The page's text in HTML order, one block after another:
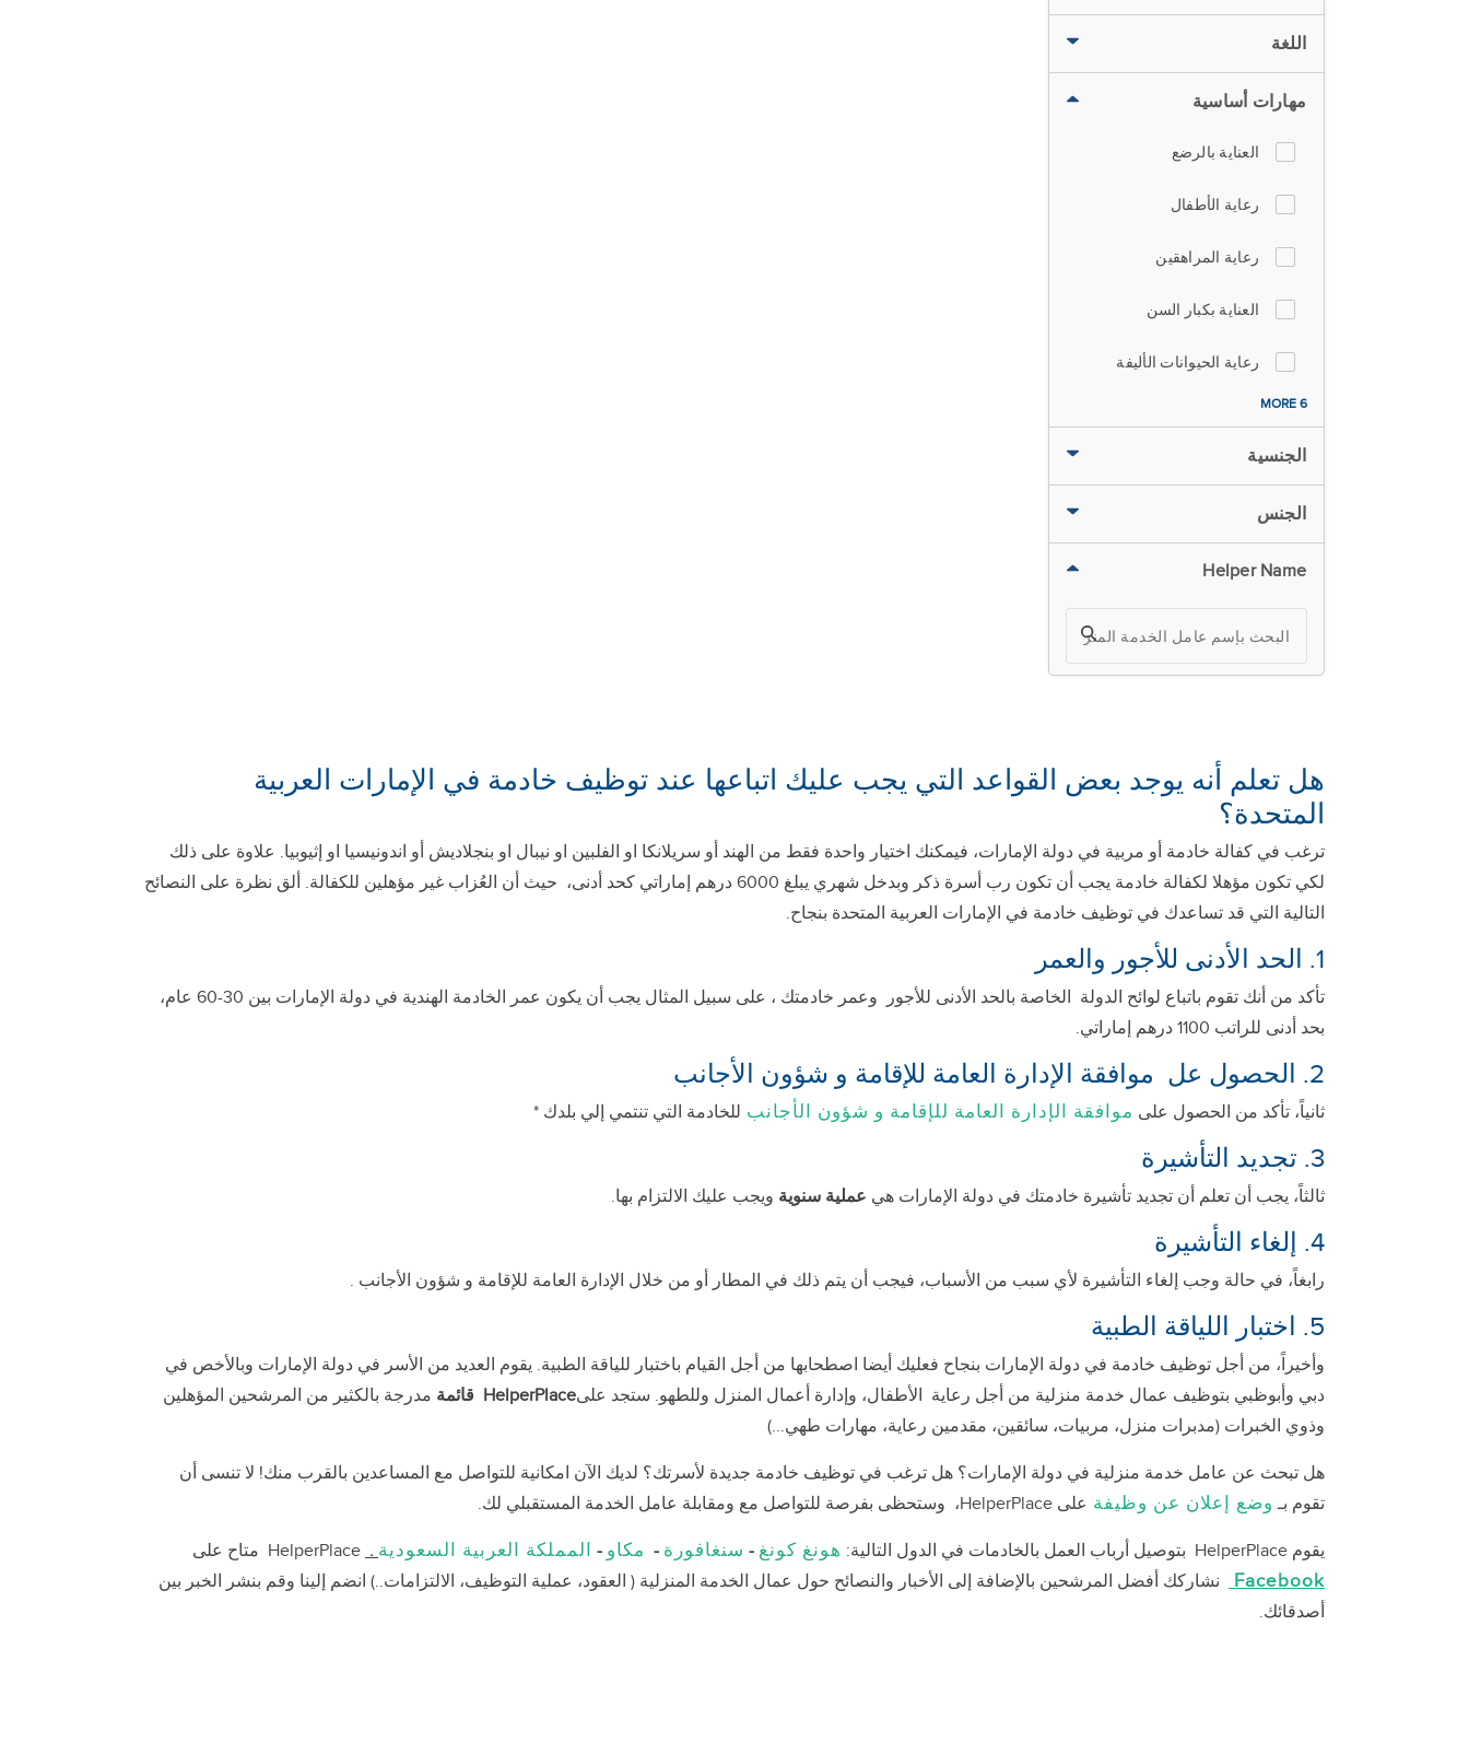
اللغة
مهارات أساسية
العناية بالرضع
رعاية الأطفال
رعاية المراهقين
العناية بكبار السن
رعاية الحيوانات الأليفة
6 MORE
الجنسية
الجنس
Helper Name
هل تعلم أنه يوجد بعض القواعد التي يجب عليك اتباعها عند توظيف خادمة في الإمارات العربية
المتحدة؟
ترغب في كفالة خادمة أو مربية في دولة الإمارات، فيمكنك اختيار واحدة فقط من الهند أو سريلانكا او الفلبين او نيبال او بنجلاديش أو اندونيسيا او إثيوبيا. علاوة على ذلك
لكي تكون مؤهلا لكفالة خادمة يجب أن تكون رب أسرة ذكر وبدخل شهري يبلغ 6000 درهم إماراتي كحد أدنى، حيث أن العُزاب غير مؤهلين للكفالة. ألق نظرة على النصائح
التالية التي قد تساعدك في توظيف خادمة في الإمارات العربية المتحدة بنجاح.
1. الحد الأدنى للأجور والعمر
تأكد من أنك تقوم باتباع لوائح الدولة الخاصة بالحد الأدنى للأجور وعمر خادمتك ، على سبيل المثال يجب أن يكون عمر الخادمة الهندية في دولة الإمارات بين 30-60 عام،
بحد أدنى للراتب 1100 درهم إماراتي.
2. الحصول عل موافقة الإدارة العامة للإقامة و شؤون الأجانب
ثانياً، تأكد من الحصول على موافقة الإدارة العامة للإقامة و شؤون الأجانب للخادمة التي تنتمي إلي بلدك *
3. تجديد التأشيرة
ثالثاً، يجب أن تعلم أن تجديد تأشيرة خادمتك في دولة الإمارات هي عملية سنوية ويجب عليك الالتزام بها.
4. إلغاء التأشيرة
رابغاً، في حالة وجب إلغاء التأشيرة لأي سبب من الأسباب، فيجب أن يتم ذلك في المطار أو من خلال الإدارة العامة للإقامة و شؤون الأجانب .
5. اختبار اللياقة الطبية
وأخيراً، من أجل توظيف خادمة في دولة الإمارات بنجاح فعليك أيضا اصطحابها من أجل القيام باختبار للياقة الطبية. يقوم العديد من الأسر في دولة الإمارات وبالأخص في
دبي وأبوظبي بتوظيف عمال خدمة منزلية من أجل رعاية الأطفال، وإدارة أعمال المنزل وللطهو. ستجد علىHelperPlace قائمة مدرجة بالكثير من المرشحين المؤهلين
وذوي الخبرات (مدبرات منزل، مربيات، سائقين، مقدمين رعاية، مهارات طهي...)
هل تبحث عن عامل خدمة منزلية في دولة الإمارات؟ هل ترغب في توظيف خادمة جديدة لأسرتك؟ لديك الآن امكانية للتواصل مع المساعدين بالقرب منك! لا تنسى أن
تقوم بـ وضع إعلان عن وظيفة على HelperPlace، وستحظى بفرصة للتواصل مع ومقابلة عامل الخدمة المستقبلي لك.
يقوم HelperPlace بتوصيل أرباب العمل بالخادمات في الدول التالية: هونغ كونغ - سنغافورة - مكاو - المملكة العربية السعودية .
Facebook
نشاركك أفضل المرشحين بالإضافة إلى الأخبار والنصائح حول عمال الخدمة المنزلية ( العقود، عملية التوظيف، الالتزامات..) انضم إلينا وقم بنشر الخبر بين
أصدقائك.